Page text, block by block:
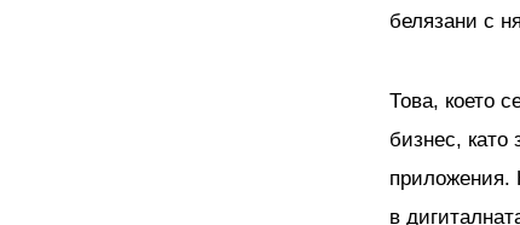
белязани с
Това, което
бизнес, като
приложения.
в